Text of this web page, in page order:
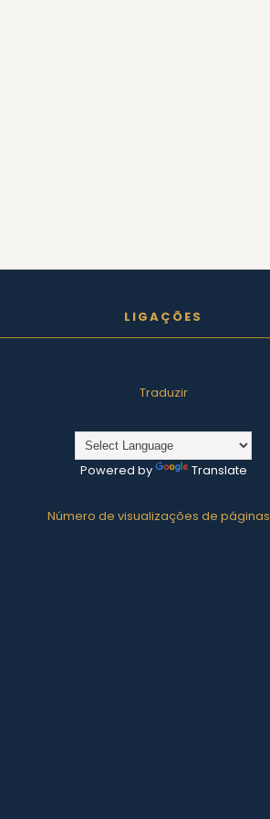
LIGAÇÕES
Traduzir
Powered by Translate
Número de visualizações de páginas